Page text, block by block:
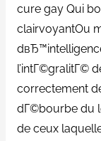
cure gay Qui
clairvoyantOu
l’intГ©gralitГ©
correctement
dГ©bourbe du
de ceux